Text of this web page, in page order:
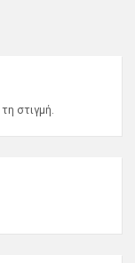
στιγμή.